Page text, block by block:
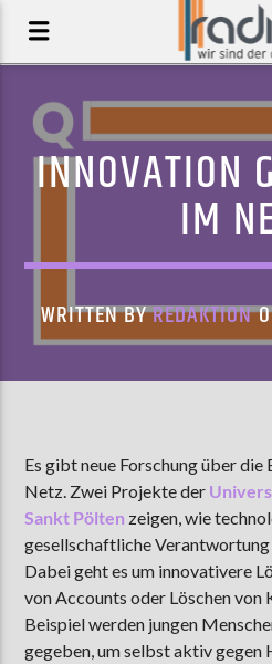
CRISIS
AOIFE O'DONOVAN
AKTUELLE SENDUNG
MOEBIUS
12:00 24:00
INNOVATION
IM
WRITTEN BYREDAKTION
Es gibt neue Forschung über
Netz. Zwei Projekte der
Sankt Pölten zeigen, wie
gesellschaftliche
Dabei geht es um innovativere
von Accounts oder Löschen von
Beispiel werden jungen
gegeben, um selbst aktiv gegen